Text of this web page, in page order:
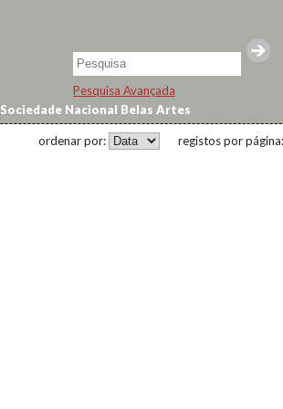
Pesquisa Avançada
Sociedade Nacional Belas Artes
registos por página:
ordenar por: